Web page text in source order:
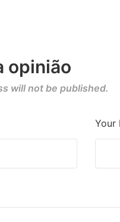
opinião
will not be published.
Your